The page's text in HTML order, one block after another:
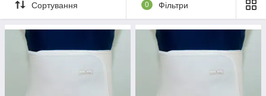
Сортування 0 Фільтри